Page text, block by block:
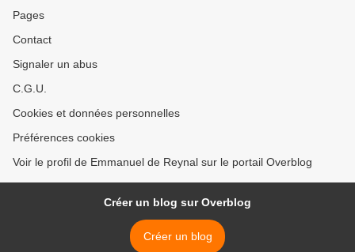
Pages
Contact
Signaler un abus
C.G.U.
Cookies et données personnelles
Préférences cookies
Voir le profil de Emmanuel de Reynal sur le portail Overblog
Créer un blog sur Overblog
Créer un blog